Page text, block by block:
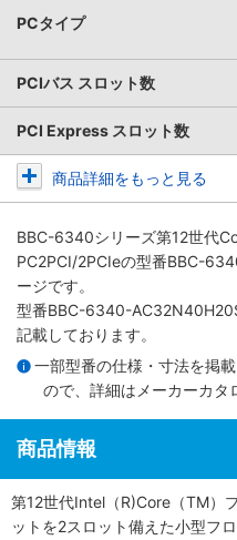
PCタイプ
PCIバス スロット数
PCI Express スロット数
商品詳細をもっと見る
BBC-6340シリーズ第12世代
PC2PCI/2PCIeの型番BBC-
ージです。
型番BBC-6340-
記載しております。
一部型番の仕様・寸法を掲
ので、詳細は メーカーカタ
商品情報
第12世代Intel（R)Core（TM）
ットを2スロット備えた小型フ